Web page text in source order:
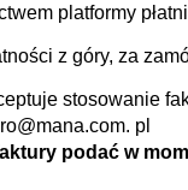
platformy
z góry, za
stosowanie
pl
podać w